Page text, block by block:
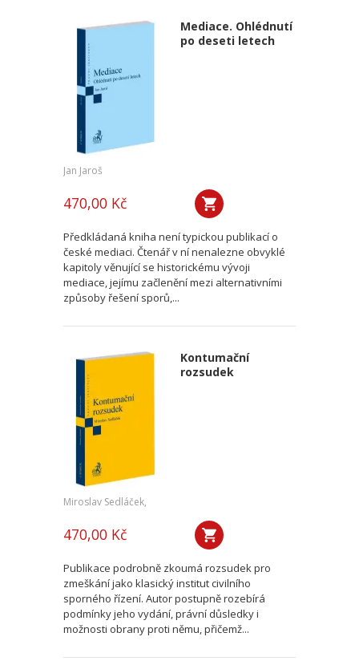
Mediace. Ohlédnutí
po deseti letech
Jan Jaroš
470,00 Kč
Předkládaná kniha není typickou publikací o
české mediaci. Čtenář v ní nenalezne obvyklé
kapitoly věnující se historickému vývoji
mediace, jejímu začlenění mezi alternativními
způsoby řešení sporů,...
Kontumační
rozsudek
Miroslav Sedláček,
470,00 Kč
Publikace podrobně zkoumá rozsudek pro
zmeškání jako klasický institut civilního
sporného řízení. Autor postupně rozebírá
podmínky jeho vydání, právní důsledky i
možnosti obrany proti němu, přičemž...